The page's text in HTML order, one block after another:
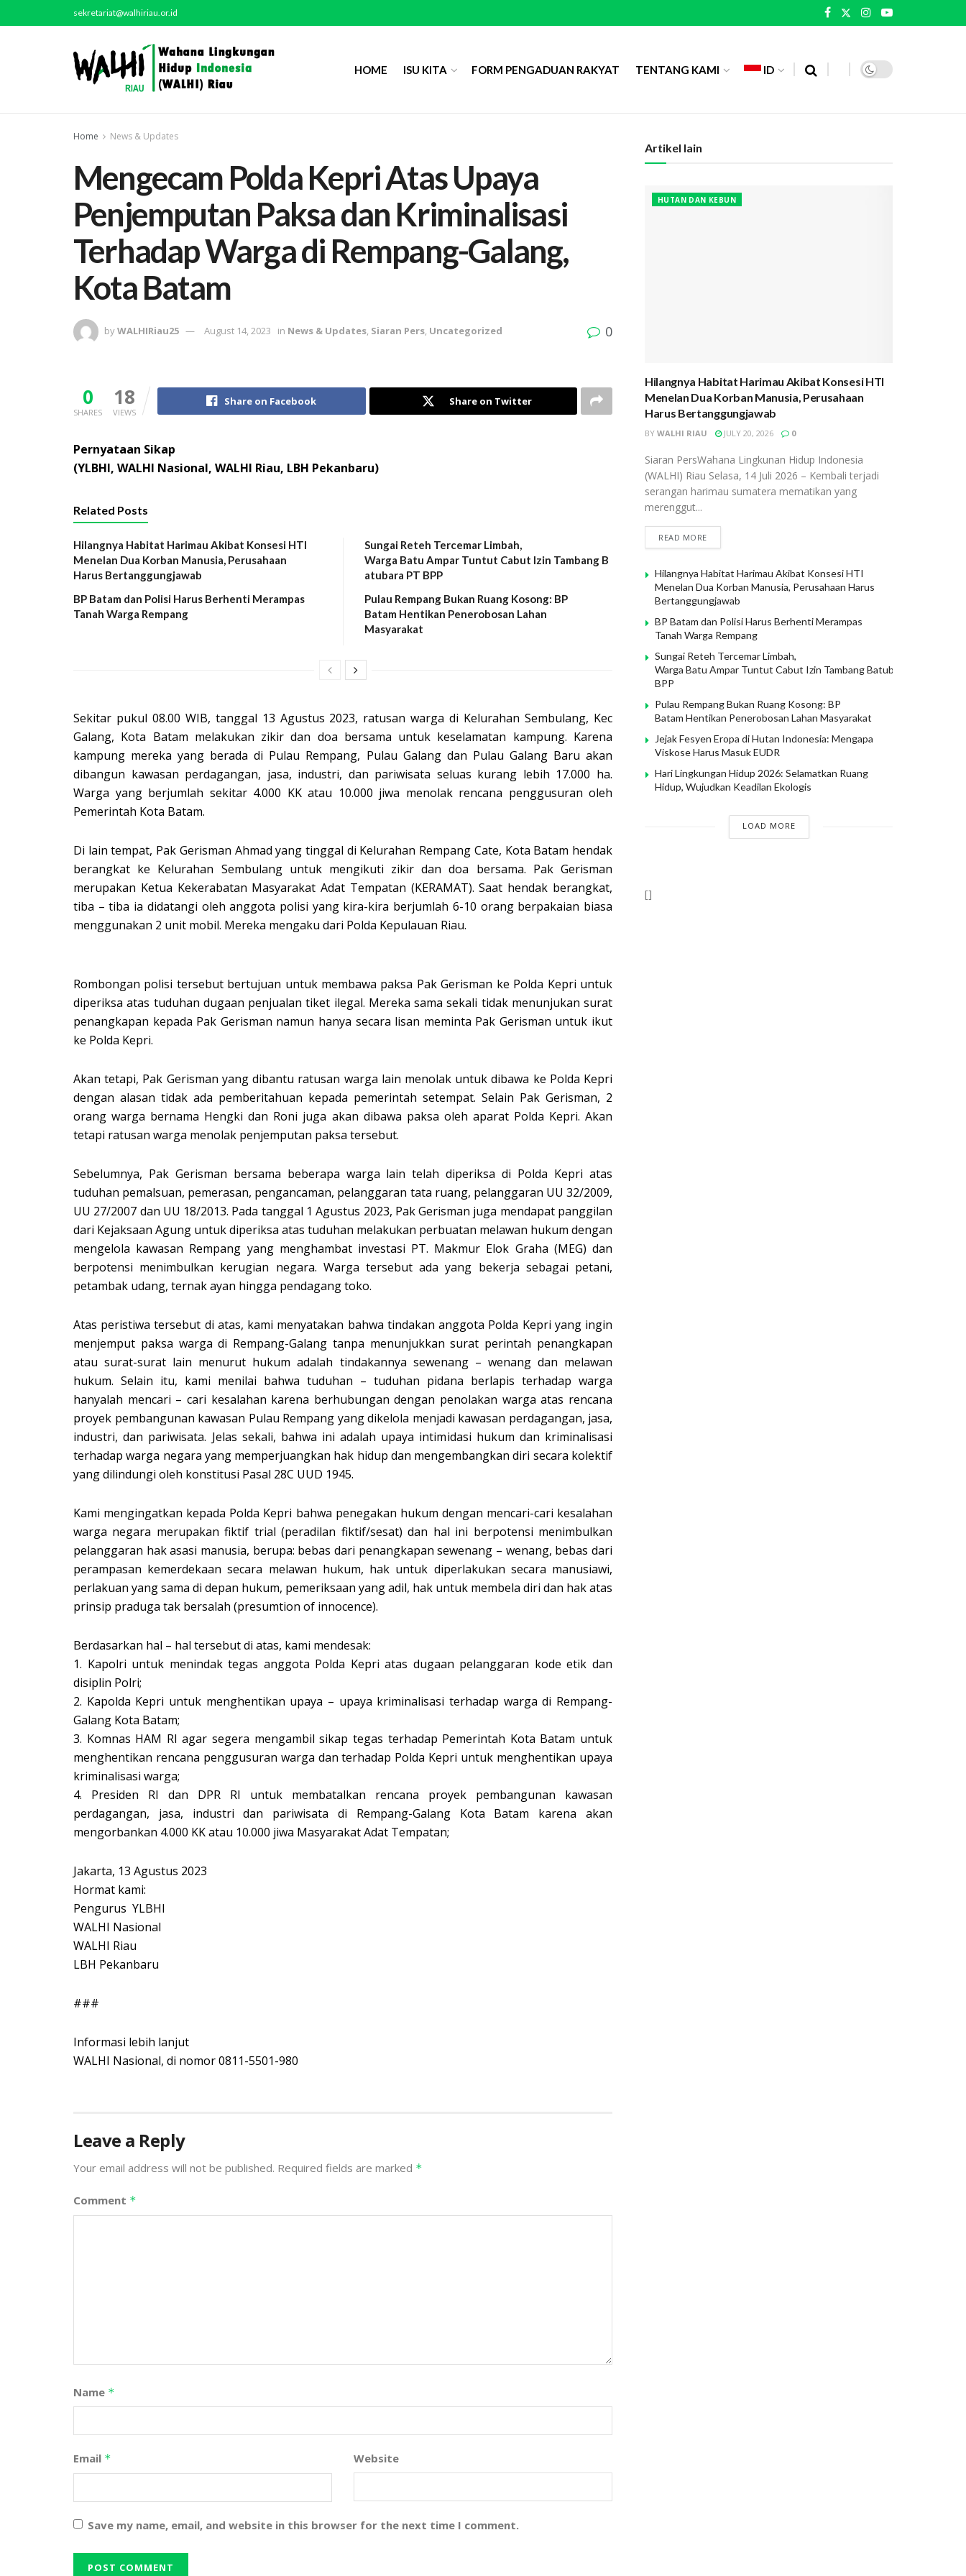
sekretariat@walhiriau.or.id
HOME ISU KITA FORM PENGADUAN RAKYAT TENTANG KAMI ID
Home News & Updates
Mengecam Polda Kepri Atas Upaya
Penjemputan Paksa dan Kriminalisasi
Terhadap Warga di Rempang-Galang,
Kota Batam
byWALHIRiau25 August 14, 2023 in News & Updates, Siaran Pers, Uncategorized 0
0
SHARES
18
VIEWS
Share on Facebook Share on Twitter
Pernyataan Sikap
(YLBHI, WALHI Nasional, WALHI Riau, LBH Pekanbaru)
Related Posts
Hilangnya Habitat Harimau Akibat Konsesi HTI
Menelan Dua Korban Manusia, Perusahaan
Harus Bertanggungjawab
BP Batam dan Polisi Harus Berhenti Merampas
Tanah Warga Rempang
Sungai Reteh Tercemar Limbah,
Warga Batu Ampar Tuntut Cabut Izin Tambang B
atubara PT BPP
Pulau Rempang Bukan Ruang Kosong: BP
Batam Hentikan Penerobosan Lahan
Masyarakat
Sekitar pukul 08.00 WIB, tanggal 13 Agustus 2023, ratusan warga di Kelurahan Sembulang, Kec
Galang, Kota Batam melakukan zikir dan doa bersama untuk keselamatan kampung. Karena
kampung mereka yang berada di Pulau Rempang, Pulau Galang dan Pulau Galang Baru akan
dibangun kawasan perdagangan, jasa, industri, dan pariwisata seluas kurang lebih 17.000 ha.
Warga yang berjumlah sekitar 4.000 KK atau 10.000 jiwa menolak rencana penggusuran oleh
Pemerintah Kota Batam.
Di lain tempat, Pak Gerisman Ahmad yang tinggal di Kelurahan Rempang Cate, Kota Batam hendak
berangkat ke Kelurahan Sembulang untuk mengikuti zikir dan doa bersama. Pak Gerisman
merupakan Ketua Kekerabatan Masyarakat Adat Tempatan (KERAMAT). Saat hendak berangkat,
tiba – tiba ia didatangi oleh anggota polisi yang kira-kira berjumlah 6-10 orang berpakaian biasa
menggunakan 2 unit mobil. Mereka mengaku dari Polda Kepulauan Riau.
Rombongan polisi tersebut bertujuan untuk membawa paksa Pak Gerisman ke Polda Kepri untuk
diperiksa atas tuduhan dugaan penjualan tiket ilegal. Mereka sama sekali tidak menunjukan surat
penangkapan kepada Pak Gerisman namun hanya secara lisan meminta Pak Gerisman untuk ikut
ke Polda Kepri.
Akan tetapi, Pak Gerisman yang dibantu ratusan warga lain menolak untuk dibawa ke Polda Kepri
dengan alasan tidak ada pemberitahuan kepada pemerintah setempat. Selain Pak Gerisman, 2
orang warga bernama Hengki dan Roni juga akan dibawa paksa oleh aparat Polda Kepri. Akan
tetapi ratusan warga menolak penjemputan paksa tersebut.
Sebelumnya, Pak Gerisman bersama beberapa warga lain telah diperiksa di Polda Kepri atas
tuduhan pemalsuan, pemerasan, pengancaman, pelanggaran tata ruang, pelanggaran UU 32/2009,
UU 27/2007 dan UU 18/2013. Pada tanggal 1 Agustus 2023, Pak Gerisman juga mendapat panggilan
dari Kejaksaan Agung untuk diperiksa atas tuduhan melakukan perbuatan melawan hukum dengan
mengelola kawasan Rempang yang menghambat investasi PT. Makmur Elok Graha (MEG) dan
berpotensi menimbulkan kerugian negara. Warga tersebut ada yang bekerja sebagai petani,
petambak udang, ternak ayan hingga pendagang toko.
Atas peristiwa tersebut di atas, kami menyatakan bahwa tindakan anggota Polda Kepri yang ingin
menjemput paksa warga di Rempang-Galang tanpa menunjukkan surat perintah penangkapan
atau surat-surat lain menurut hukum adalah tindakannya sewenang – wenang dan melawan
hukum. Selain itu, kami menilai bahwa tuduhan – tuduhan pidana berlapis terhadap warga
hanyalah mencari – cari kesalahan karena berhubungan dengan penolakan warga atas rencana
proyek pembangunan kawasan Pulau Rempang yang dikelola menjadi kawasan perdagangan, jasa,
industri, dan pariwisata. Jelas sekali, bahwa ini adalah upaya intimidasi hukum dan kriminalisasi
terhadap warga negara yang memperjuangkan hak hidup dan mengembangkan diri secara kolektif
yang dilindungi oleh konstitusi Pasal 28C UUD 1945.
Kami mengingatkan kepada Polda Kepri bahwa penegakan hukum dengan mencari-cari kesalahan
warga negara merupakan fiktif trial (peradilan fiktif/sesat) dan hal ini berpotensi menimbulkan
pelanggaran hak asasi manusia, berupa: bebas dari penangkapan sewenang – wenang, bebas dari
perampasan kemerdekaan secara melawan hukum, hak untuk diperlakukan secara manusiawi,
perlakuan yang sama di depan hukum, pemeriksaan yang adil, hak untuk membela diri dan hak atas
prinsip praduga tak bersalah (presumtion of innocence).
Berdasarkan hal – hal tersebut di atas, kami mendesak:
1. Kapolri untuk menindak tegas anggota Polda Kepri atas dugaan pelanggaran kode etik dan
disiplin Polri;
2. Kapolda Kepri untuk menghentikan upaya – upaya kriminalisasi terhadap warga di Rempang-
Galang Kota Batam;
3. Komnas HAM RI agar segera mengambil sikap tegas terhadap Pemerintah Kota Batam untuk
menghentikan rencana penggusuran warga dan terhadap Polda Kepri untuk menghentikan upaya
kriminalisasi warga;
4. Presiden RI dan DPR RI untuk membatalkan rencana proyek pembangunan kawasan
perdagangan, jasa, industri dan pariwisata di Rempang-Galang Kota Batam karena akan
mengorbankan 4.000 KK atau 10.000 jiwa Masyarakat Adat Tempatan;
Jakarta, 13 Agustus 2023
Hormat kami:
Pengurus YLBHI
WALHI Nasional
WALHI Riau
LBH Pekanbaru
###
Informasi lebih lanjut
WALHI Nasional, di nomor 0811-5501-980
Leave a Reply
Your email address will not be published. Required fields are marked *
Comment *
Name *
Email * Website
Save my name, email, and website in this browser for the next time I comment.
Artikel lain
HUTAN DAN KEBUN
Hilangnya Habitat Harimau Akibat Konsesi HTI
Menelan Dua Korban Manusia, Perusahaan
Harus Bertanggungjawab
BY WALHI RIAU JULY 20, 2026 0
Siaran PersWahana Lingkunan Hidup Indonesia
(WALHI) Riau Selasa, 14 Juli 2026 – Kembali terjadi
serangan harimau sumatera mematikan yang
merenggut...
READ MORE
Hilangnya Habitat Harimau Akibat Konsesi HTI
Menelan Dua Korban Manusia, Perusahaan Harus
Bertanggungjawab
BP Batam dan Polisi Harus Berhenti Merampas
Tanah Warga Rempang
Sungai Reteh Tercemar Limbah,
Warga Batu Ampar Tuntut Cabut Izin Tambang Batubara PT
BPP
Pulau Rempang Bukan Ruang Kosong: BP
Batam Hentikan Penerobosan Lahan Masyarakat
Jejak Fesyen Eropa di Hutan Indonesia: Mengapa
Viskose Harus Masuk EUDR
Hari Lingkungan Hidup 2026: Selamatkan Ruang
Hidup, Wujudkan Keadilan Ekologis
LOAD MORE
[]